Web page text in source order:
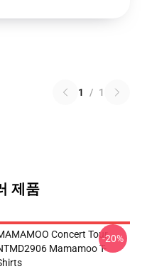
1 / 1
제품
Concert Tour
Mamamoo T-
-20%